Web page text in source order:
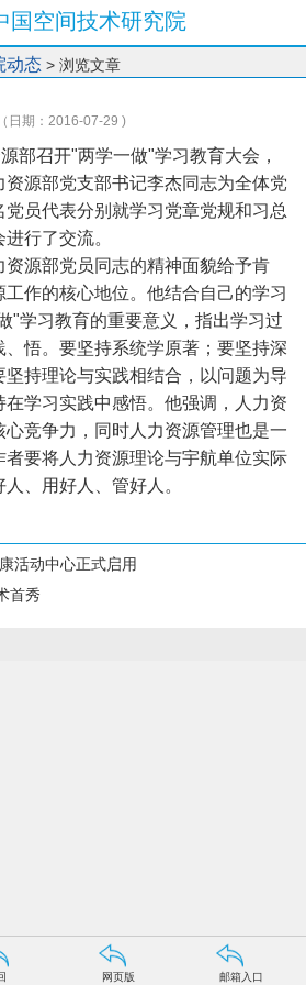
国空间技术研究院
动态 > 浏览文章
（日期：2016-07-29 )
部召开"两学一做"学习教育大会，
源部党支部书记李杰同志为全体党
党员代表分别就学习党章党规和习总
行了交流。
资源部党员同志的精神面貌给予肯
作的核心地位。他结合自己的学习
"学习教育的重要意义，指出学习过
悟。要坚持系统学原著；要坚持深
坚持理论与实践相结合，以问题为导
学习实践中感悟。他强调，人力资
竞争力，同时人力资源管理也是一
者要将人力资源理论与宇航单位实际
、用好人、管好人。
活动中心正式启用
首秀
网页版 邮箱入口